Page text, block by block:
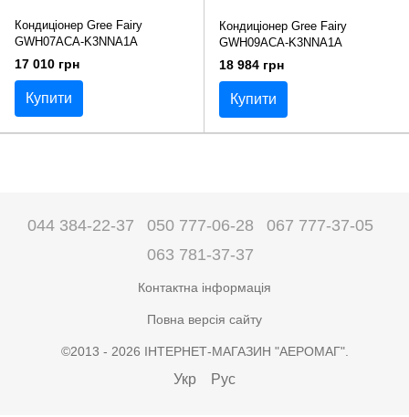
Кондиціонер Gree Fairy
GWH07ACA-K3NNA1A
17 010 грн
Купити
Кондиціонер Gree Fairy
GWH09ACA-K3NNA1A
18 984 грн
Купити
044 384-22-37 050 777-06-28
067 777-37-05
063 781-37-37
Контактна інформація
Повна версія сайту
©2013 - 2026 ІНТЕРНЕТ-МАГАЗИН "АЕРОМАГ".
Укр Рус